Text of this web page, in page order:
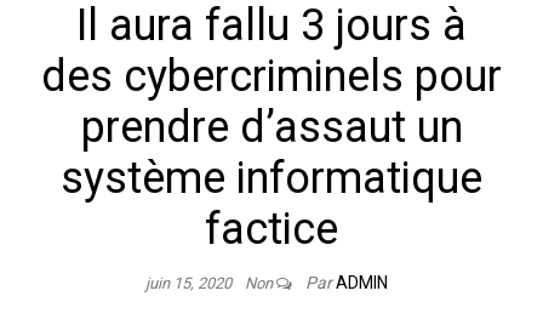
Il aura fallu 3 jours à
des cybercriminels pour
prendre d’assaut un
système informatique
factice
juin 15, 2020 Non ParADMIN